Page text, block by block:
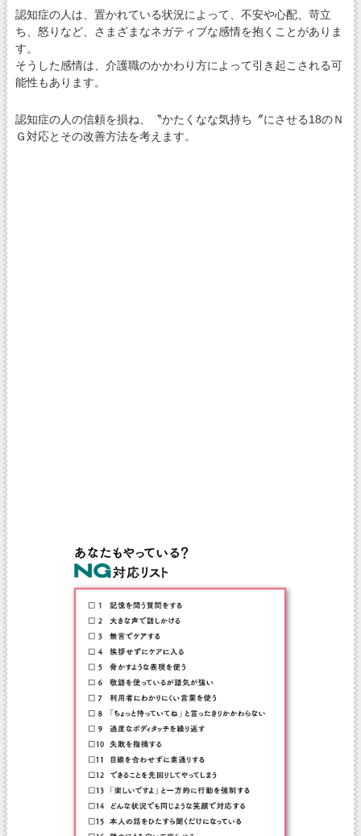
認知症の人は、置かれている状況によって、不安や心配、苛立
ち、怒りなど、さまざまなネガティブな感情を抱くことがありま
す。
そうした感情は、介護職のかかわり方によって引き起こされる可
能性もあります。
認知症の人の信頼を損ね、〝かたくなな気持ち〞にさせる18のＮ
Ｇ対応とその改善方法を考えます。